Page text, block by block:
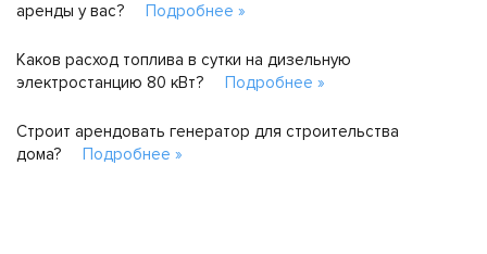
аренды у вас?
Подробнее »
Каков расход топлива в сутки на дизельную
электростанцию 80 кВт?
Подробнее »
Строит арендовать генератор для строительства
дома?
Подробнее »